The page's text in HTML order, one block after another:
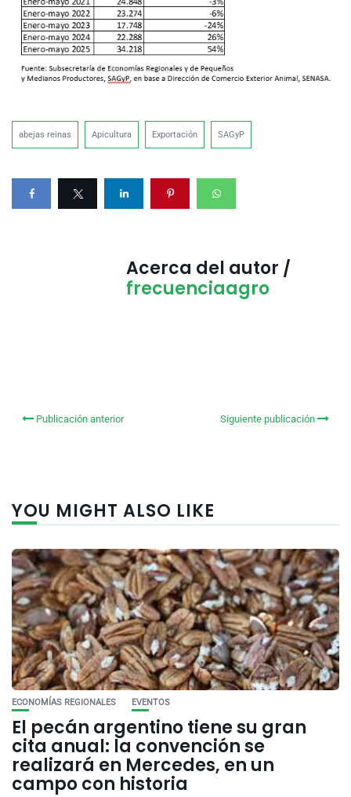
abejas reinas Apicultura Exportación SAGyP
Acerca del autor /
frecuenciaagro
Publicación anterior Siguiente publicación
YOU MIGHT ALSO LIKE
ECONOMÍAS REGIONALES EVENTOS
El pecán argentino tiene su gran
cita anual: la convención se
realizará en Mercedes, en un
campo con historia